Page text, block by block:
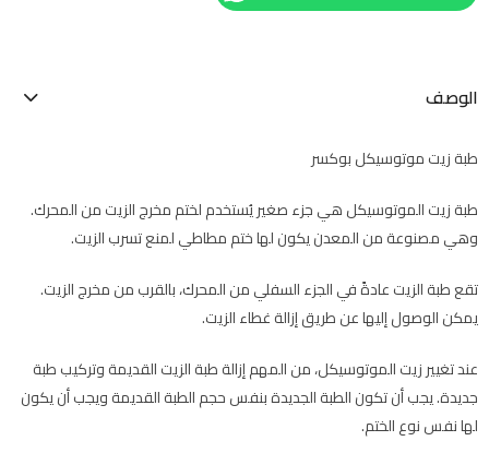
الوصف
طبة زيت موتوسيكل بوكسر
طبة زيت الموتوسيكل هي جزء صغير يُستخدم لختم مخرج الزيت من المحرك.
وهي مصنوعة من المعدن يكون لها ختم مطاطي لمنع تسرب الزيت.
تقع طبة الزيت عادةً في الجزء السفلي من المحرك، بالقرب من مخرج الزيت.
يمكن الوصول إليها عن طريق إزالة غطاء الزيت.
عند تغيير زيت الموتوسيكل، من المهم إزالة طبة الزيت القديمة وتركيب طبة
جديدة. يجب أن تكون الطبة الجديدة بنفس حجم الطبة القديمة ويجب أن يكون
لها نفس نوع الختم.